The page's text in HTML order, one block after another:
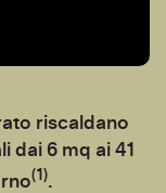
riscaldano
dai 6 mq ai 41
(1).